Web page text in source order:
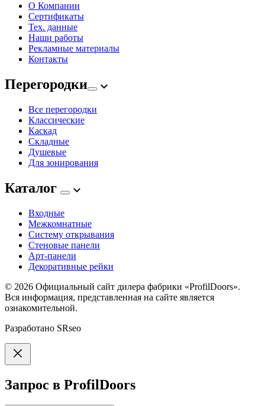
О Компании
Сертификаты
Тех. данные
Наши работы
Рекламные материалы
Контакты
Перегородки
Все перегородки
Классические
Каскад
Складные
Душевые
Для зонирования
Каталог
Входные
Межкомнатные
Систему открывания
Стеновые панели
Арт-панели
Декоративные рейки
© 2026 Официальный сайт дилера фабрики «ProfilDoors».
Вся информация, представленная на сайте является
ознакомительной.
Разработано SRseo
Запрос в ProfilDoors